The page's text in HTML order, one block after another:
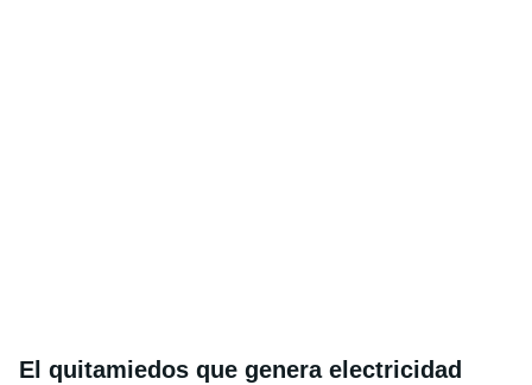
El quitamiedos que genera electricidad